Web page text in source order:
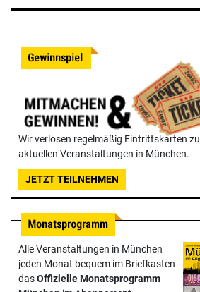
Wir verlosen regelmäßig Eintrittskarten zu
aktuellen Veranstaltungen in München.
JETZT TEILNEHMEN
Alle Veranstaltungen in München
jeden Monat bequem im Briefkasten -
dasOffizielle Monats­programm